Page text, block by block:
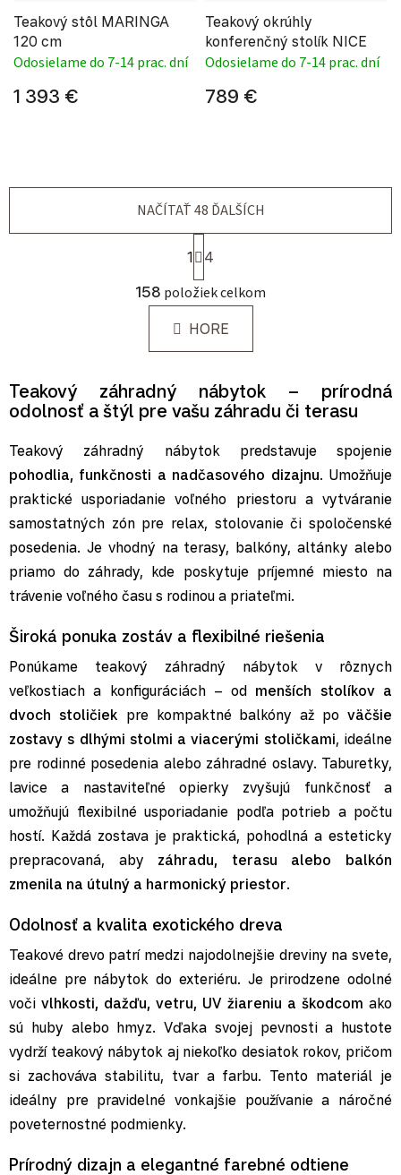
Teakový stôl MARINGA
120 cm
Odosielame do 7-14 prac. dní
1 393 €
Teakový okrúhly
konferenčný stolík NICE
Odosielame do 7-14 prac. dní
789 €
Ovládacie prvky výpisu
NAČÍTAŤ 48 ĎALŠÍCH
Stránkovanie
1
4
158 položiek celkom
HORE
Teakový záhradný nábytok – prírodná
odolnosť a štýl pre vašu záhradu či terasu
Teakový záhradný nábytok predstavuje spojenie
pohodlia, funkčnosti a nadčasového dizajnu. Umožňuje
praktické usporiadanie voľného priestoru a vytváranie
samostatných zón pre relax, stolovanie či spoločenské
posedenia. Je vhodný na terasy, balkóny, altánky alebo
priamo do záhrady, kde poskytuje príjemné miesto na
trávenie voľného času s rodinou a priateľmi.
Široká ponuka zostáv a flexibilné riešenia
Ponúkame teakový záhradný nábytok v rôznych
veľkostiach a konfiguráciách – od menších stolíkov a
dvoch stoličiek pre kompaktné balkóny až poväčšie
zostavy s dlhými stolmi a viacerými stoličkami, ideálne
pre rodinné posedenia alebo záhradné oslavy. Taburetky,
lavice a nastaviteľné opierky zvyšujú funkčnosť a
umožňujú flexibilné usporiadanie podľa potrieb a počtu
hostí. Každá zostava je praktická, pohodlná a esteticky
prepracovaná, aby záhradu, terasu alebo balkón
zmenila na útulný a harmonický priestor.
Odolnosť a kvalita exotického dreva
Teakové drevo patrí medzi najodolnejšie dreviny na svete,
ideálne pre nábytok do exteriéru. Je prirodzene odolné
voči vlhkosti, dažďu, vetru, UV žiareniu a škodcom ako
sú huby alebo hmyz. Vďaka svojej pevnosti a hustote
vydrží teakový nábytok aj niekoľko desiatok rokov, pričom
si zachováva stabilitu, tvar a farbu. Tento materiál je
ideálny pre pravidelné vonkajšie používanie a náročné
poveternostné podmienky.
Prírodný dizajn a elegantné farebné odtiene